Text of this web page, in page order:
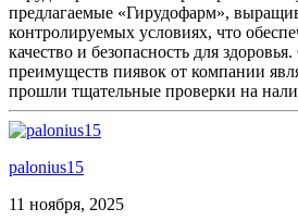
предлагаемые «Гирудофарм»,
контролируемых условиях, что
качество и безопасность для
преимуществ пиявок от компании
прошли тщательные проверки на
palonius15
11 ноября, 2025